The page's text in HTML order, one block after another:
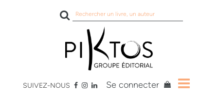
Rechercher
sur
site
SUIVEZ-NOUS Se connecter